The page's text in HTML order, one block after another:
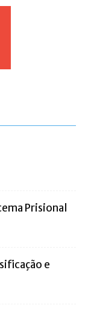
Prisional
e